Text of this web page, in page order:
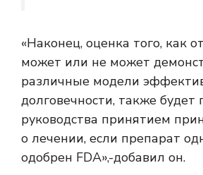
«Наконец, оценка того, как
может или не может
различные модели
долговечности, также будет
руководства принятием
о лечении, если препарат
одобрен FDA»,-добавил он.